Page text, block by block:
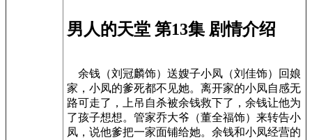
男人的天堂 第13集 剧情介绍
余钱（刘冠麟饰）送嫂子小凤（刘佳饰）回娘
家，小凤的爹死都不见她。离开家的小凤自感无
路可走了，上吊自杀被余钱救下了，余钱让他为
了孩子想想。管家乔大爷（董全福饰）来转告小
凤，说他爹把一家面铺给她。余钱和小凤经营的